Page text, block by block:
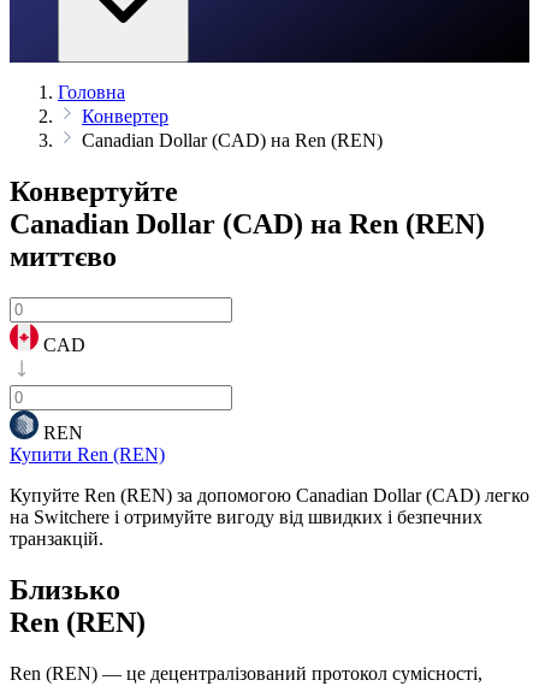
Головна
Конвертер
Canadian Dollar (CAD) на Ren (REN)
Конвертуйте
Canadian Dollar (CAD) на Ren (REN)
миттєво
CAD
REN
Купити Ren (REN)
Купуйте Ren (REN) за допомогою Canadian Dollar (CAD) легко
на Switchere і отримуйте вигоду від швидких і безпечних
транзакцій.
Близько
Ren (REN)
Ren (REN) — це децентралізований протокол сумісності,